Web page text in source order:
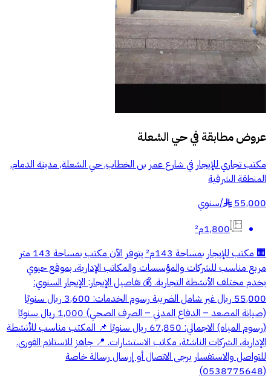
عروض مطابقة فيحي الشعلة
مكتب تجاري للإيجار في شارع عمر بن الخطاب, حي الشعلة, مدينة الدمام,
المنطقة الشرقية
55,000
§
/سنوي
1,800م²
🏢 مكتب للإيجار بمساحة 143م² يتوفر الآن مكتب بمساحة 143 متر
مربع مناسب للشركات والمؤسسات والمكاتب الإدارية، بموقع حيوي
يخدم مختلف الأنشطة التجارية. 💰 تفاصيل الإيجار: الإيجار السنوي:
55,000 ريال غير شامل الضريبة رسوم الخدمات: 3,600 ريال سنويًا
(صيانة المصعد – الدفاع المدني – الصرف الصحي) 1,000 ريال سنويًا
(رسوم المياه) الاجمالي: 67,850 ريال سنويًا 📌 المكتب مناسب للأنشطة
الإدارية، الشركات الناشئة، مكاتب الاستشارات. 📍 جاهز للاستلام الفوري.
للتواصل والاستفسار يرجى الاتصال أو إرسال رسالة خاصة
(0538775648)